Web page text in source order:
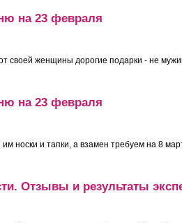
на 23 февраля
своей женщины дорогие подарки - не
на 23 февраля
носки и тапки, а взамен требуем на 8
Отзывы и результаты